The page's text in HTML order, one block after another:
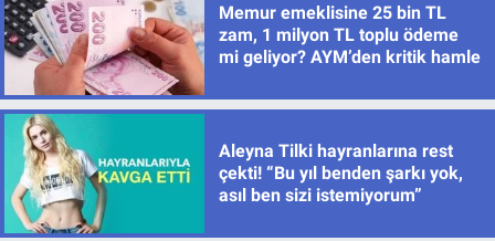
Memur emeklisine 25 bin TL
zam, 1 milyon TL toplu ödeme
mi geliyor? AYM’den kritik hamle
Aleyna Tilki hayranlarına rest
çekti! “Bu yıl benden şarkı yok,
asıl ben sizi istemiyorum”